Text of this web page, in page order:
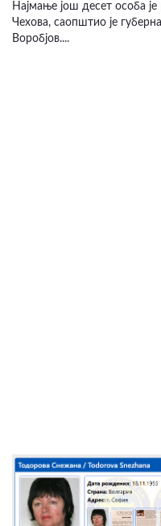
Најмање још десет особа
Чехова, саопштио је
Воробјов....